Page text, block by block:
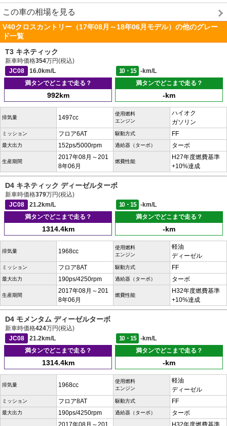
この車の相場を見る
V40クロスカントリー（17年08月～18年06月モデル）の他のグレー
ド一覧
T3 キネティック
新車時価格354万円(税込)
JC08
16.0km/L 10・15
-km/L
満タンでどこまで走る？
992km
満タンでどこまで走る？
-km
排気量 1497cc
使用燃料
エンジン
ハイオク
ガソリン
ミッション フロア6AT 駆動方式 FF
最大出力 152ps/5000rpm 過給器（ターボ） ターボ
生産期間
2017年08月～201
8年06月
燃費性能
H27年度燃費基準
+10%達成
D4 キネティック ディーゼルターボ
新車時価格379万円(税込)
JC08
21.2km/L 10・15
-km/L
満タンでどこまで走る？
1314.4km
満タンでどこまで走る？
-km
排気量 1968cc
使用燃料
エンジン
軽油
ディーゼル
ミッション フロア8AT 駆動方式 FF
最大出力 190ps/4250rpm 過給器（ターボ） ターボ
生産期間
2017年08月～201
8年06月
燃費性能
H32年度燃費基準
+10%達成
D4 モメンタム ディーゼルターボ
新車時価格424万円(税込)
JC08
21.2km/L 10・15
-km/L
満タンでどこまで走る？
1314.4km
満タンでどこまで走る？
-km
排気量 1968cc
使用燃料
エンジン
軽油
ディーゼル
ミッション フロア8AT 駆動方式 FF
最大出力 190ps/4250rpm 過給器（ターボ）
ターボ